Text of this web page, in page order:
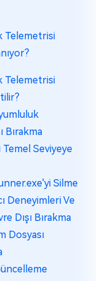
Telemetrisi
Telemetrisi
Bırakma
Temel Seviyeye
Silme
Deneyimleri Ve
Dışı Bırakma
Dosyası